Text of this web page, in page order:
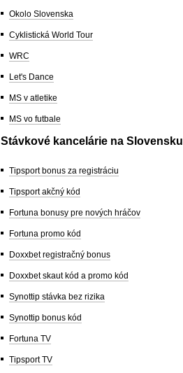
Okolo Slovenska
Cyklistická World Tour
WRC
Let's Dance
MS v atletike
MS vo futbale
Stávkové kancelárie na Slovensku
Tipsport bonus za registráciu
Tipsport akčný kód
Fortuna bonusy pre nových hráčov
Fortuna promo kód
Doxxbet registračný bonus
Doxxbet skaut kód a promo kód
Synottip stávka bez rizika
Synottip bonus kód
Fortuna TV
Tipsport TV